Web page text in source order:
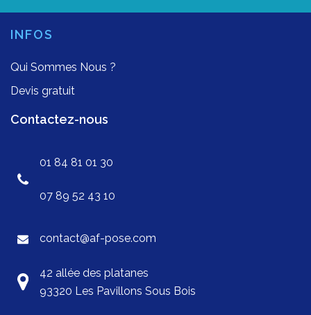
INFOS
Qui Sommes Nous ?
Devis gratuit
Contactez-nous
01 84 81 01 30
07 89 52 43 10
contact@af-pose.com
42 allée des platanes
93320 Les Pavillons Sous Bois